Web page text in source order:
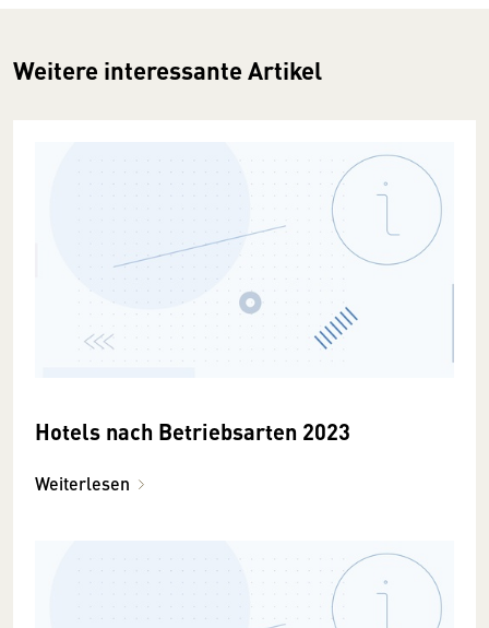
Weitere interessante Artikel
Hotels nach Betriebsarten 2023
Weiterlesen